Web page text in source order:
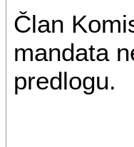
Član
mandata
predlogu.